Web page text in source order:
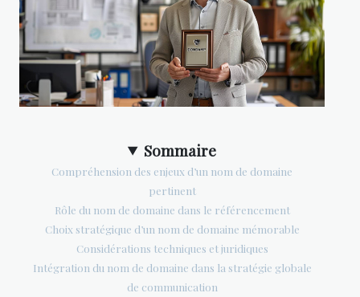
Sommaire
Compréhension des enjeux d’un nom de domaine
pertinent
Rôle du nom de domaine dans le référencement
Choix stratégique d’un nom de domaine mémorable
Considérations techniques et juridiques
Intégration du nom de domaine dans la stratégie globale
de communication